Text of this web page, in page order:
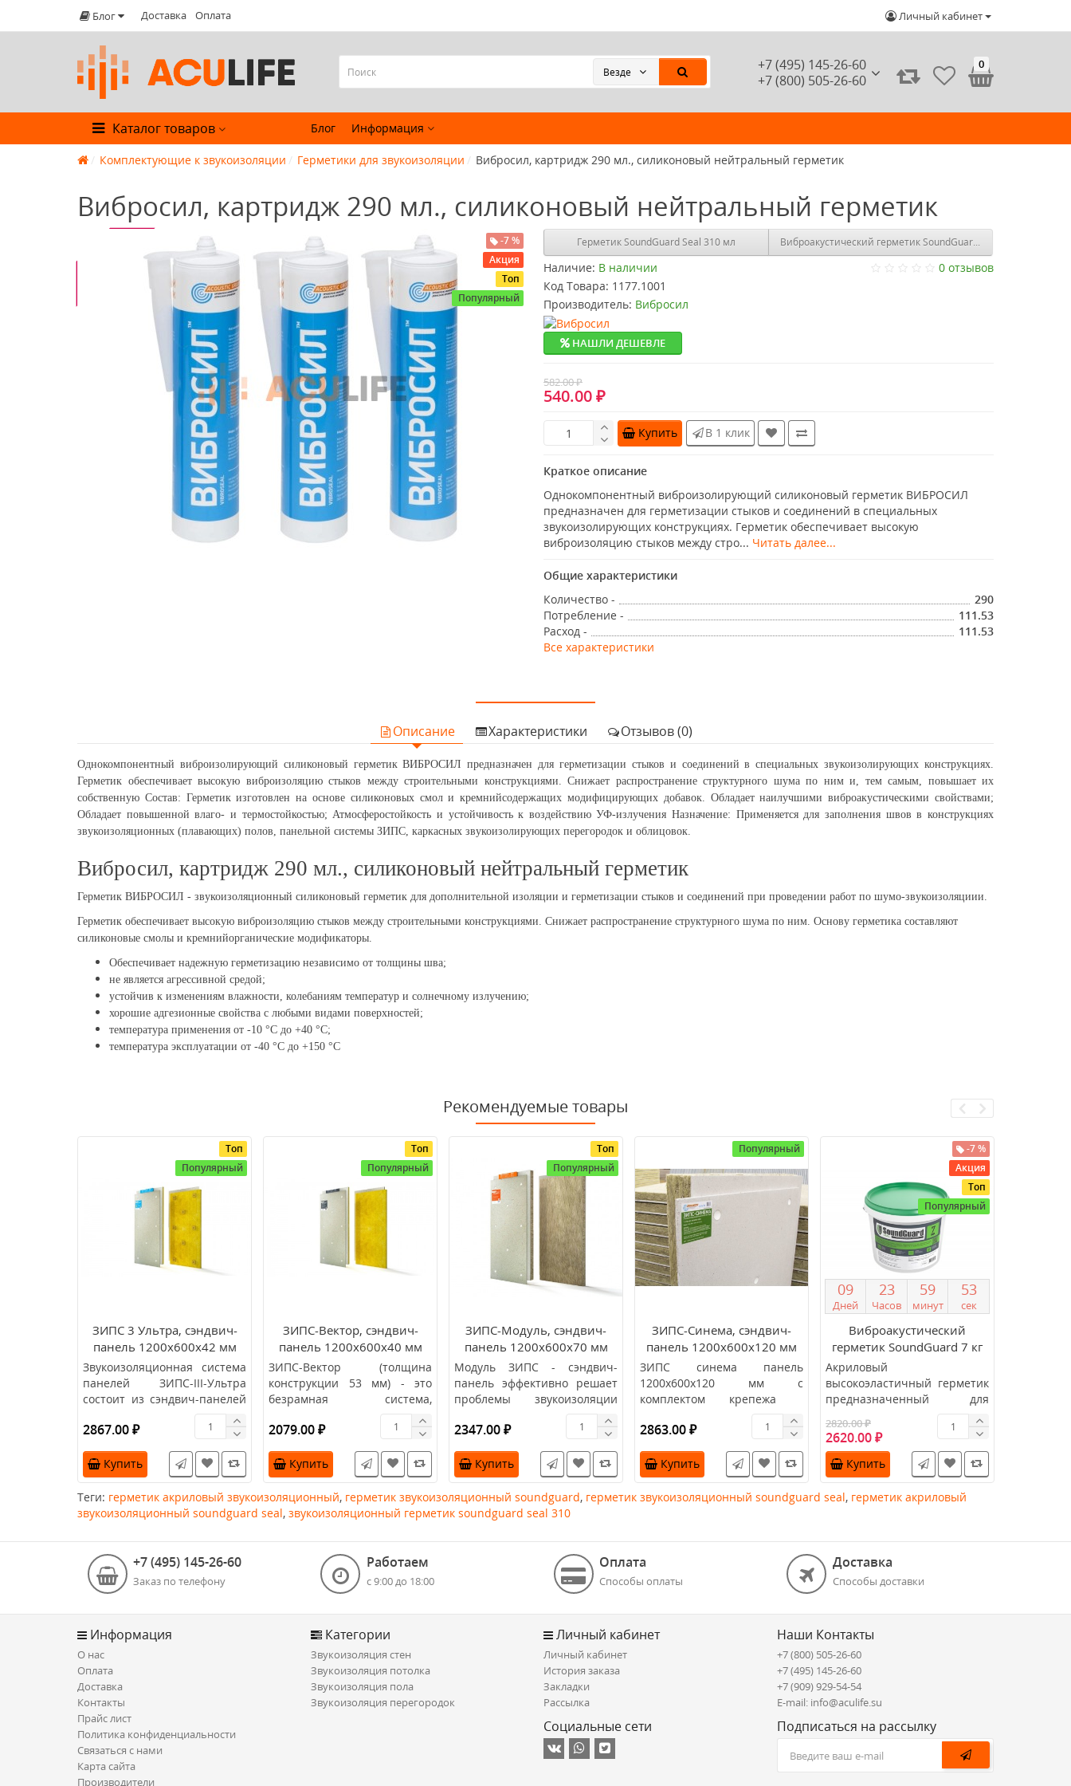
Блог Доставка Оплата Личный кабинет
+7 (495) 145-26-60
+7 (800) 505-26-60
Везде
0
Каталог товаров Блог Информация
Комплектующие к звукоизоляции Герметики для звукоизоляции Вибросил, картридж 290 мл., силиконовый нейтральный герметик
Вибросил, картридж 290 мл., силиконовый нейтральный герметик
-7 %
Акция
Топ
Популярный
Герметик SoundGuard Seal 310 мл Виброакустический герметик SoundGuard 7 кг
Наличие: В наличии
0 отзывов
Код Товара: 1177.1001
Производитель: Вибросил
НАШЛИ ДЕШЕВЛЕ
582.00 ₽
540.00 ₽
Купить В 1 клик
Краткое описание
Однокомпонентный виброизолирующий силиконовый герметик ВИБРОСИЛ
предназначен для герметизации стыков и соединений в специальных
звукоизолирующих конструкциях. Герметик обеспечивает высокую
виброизоляцию стыков между стро... Читать далее...
Общие характеристики
Количество -
290
Потребление -
111.53
Расход -
111.53
Все характеристики
Описание Характеристики Отзывов (0)
Однокомпонентный виброизолирующий силиконовый герметик ВИБРОСИЛ предназначен для герметизации стыков и соединений в специальных звукоизолирующих конструкциях.
Герметик обеспечивает высокую виброизоляцию стыков между строительными конструкциями. Снижает распространение структурного шума по ним и, тем самым, повышает их
собственную Состав: Герметик изготовлен на основе силиконовых смол и кремнийсодержащих модифицирующих добавок. Обладает наилучшими виброакустическими свойствами;
Обладает повышенной влаго- и термостойкостью; Атмосферостойкость и устойчивость к воздействию УФ-излучения Назначение: Применяется для заполнения швов в конструкциях
звукоизоляционных (плавающих) полов, панельной системы ЗИПС, каркасных звукоизолирующих перегородок и облицовок.
Вибросил, картридж 290 мл., силиконовый нейтральный герметик
Герметик ВИБРОСИЛ - звукоизоляционный силиконовый герметик для дополнительной изоляции и герметизации стыков и соединений при проведении работ по шумо-звукоизоляциии.
Герметик обеспечивает высокую виброизоляцию стыков между строительными конструкциями. Снижает распространение структурного шума по ним. Основу герметика составляют
силиконовые смолы и кремнийорганические модификаторы.
Обеспечивает надежную герметизацию независимо от толщины шва;
не является агрессивной средой;
устойчив к изменениям влажности, колебаниям температур и солнечному излучению;
хорошие адгезионные свойства с любыми видами поверхностей;
температура применения от -10 °С до +40 °С;
температура эксплуатации от -40 °С до +150 °С
Рекомендуемые товары
Топ
Популярный
ЗИПС 3 Ультра, сэндвич-
панель 1200х600х42 мм
(0,72м2/шт.)
Звукоизоляционная система
панелей ЗИПС-III-Ультра
состоит из сэндвич-панелей
толщиной 42,5 мм и спец..
2867.00 ₽
Купить
Топ
Популярный
ЗИПС-Вектор, сэндвич-
панель 1200х600х40 мм
(0,72м2/шт.)
ЗИПС-Вектор (толщина
конструкции 53 мм) - это
безрамная система,
состоящая из сэндвич-
панели толщино..
2079.00 ₽
Купить
Топ
Популярный
ЗИПС-Модуль, сэндвич-
панель 1200х600х70 мм
(0,72м2/шт.)
Модуль ЗИПС - сэндвич-
панель эффективно решает
проблемы звукоизоляции
стен и потолка. При
поддержке ..
2347.00 ₽
Купить
Популярный
ЗИПС-Синема, сэндвич-
панель 1200х600х120 мм
(0,72м2/шт.)
ЗИПС синема панель
1200х600х120 мм с
комплектом крепежа
панельная система ..
2863.00 ₽
Купить
-7 %
Акция
Топ
Популярный
09
Дней
23
Часов
59
минут
52
сек
Виброакустический
герметик SoundGuard 7 кг
Акриловый
высокоэластичный герметик
предназначенный для
заполнения швов, стыков,
трещин, отверстий, ..
2820.00 ₽
2620.00 ₽
Купить
Теги: герметик акриловый звукоизоляционный, герметик звукоизоляционный soundguard, герметик звукоизоляционный soundguard seal, герметик акриловый
звукоизоляционный soundguard seal, звукоизоляционный герметик soundguard seal 310
+7 (495) 145-26-60
Заказ по телефону
Работаем
с 9:00 до 18:00
Оплата
Способы оплаты
Доставка
Способы доставки
Информация
О нас
Оплата
Доставка
Контакты
Прайс лист
Политика конфиденциальности
Связаться с нами
Карта сайта
Производители
Категории
Звукоизоляция стен
Звукоизоляция потолка
Звукоизоляция пола
Звукоизоляция перегородок
Личный кабинет
Личный кабинет
История заказа
Закладки
Рассылка
Социальные сети
Наши Контакты
+7 (800) 505-26-60
+7 (495) 145-26-60
+7 (909) 929-54-54
E-mail: info@aculife.su
Подписаться на рассылку